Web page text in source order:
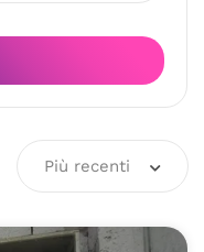
Più recenti